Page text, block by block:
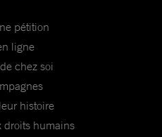
pétition
ligne
chez soi
histoire
droits humains